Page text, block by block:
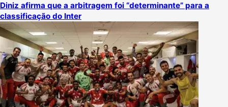
Diniz afirma que a arbitragem foi “determinante” para a
classificação do Inter